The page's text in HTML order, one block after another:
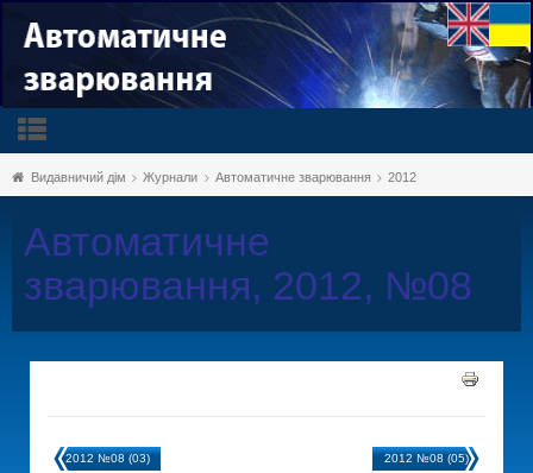
Видавничий дім Журнали Автоматичне зварювання 2012
Автоматичне
зварювання, 2012, №08
2012 №08 (03) 2012 №08 (05)